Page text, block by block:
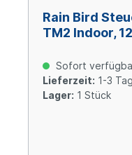
Rain Bird
TM2 Indoor,
Sofort
Lieferzeit: 1-3
Lager: 1 Stück